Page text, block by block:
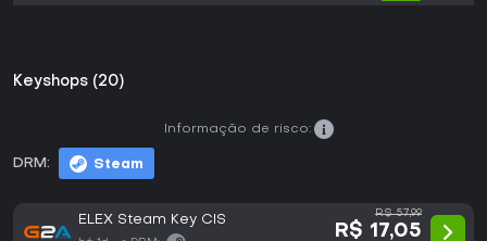
Keyshops (20)
DRM: Steam
Informação de risco:
ELEX Steam Key CIS R$ 57,99
R$ 17,05